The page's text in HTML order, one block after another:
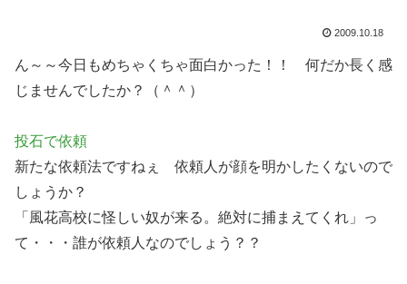
2009.10.18
ん～～今日もめちゃくちゃ面白かった！！ 何だか長く感
じませんでしたか？（＾＾）
投石で依頼
新たな依頼法ですねぇ 依頼人が顔を明かしたくないので
しょうか？
「風花高校に怪しい奴が来る。絶対に捕まえてくれ」っ
て・・・誰が依頼人なのでしょう？？